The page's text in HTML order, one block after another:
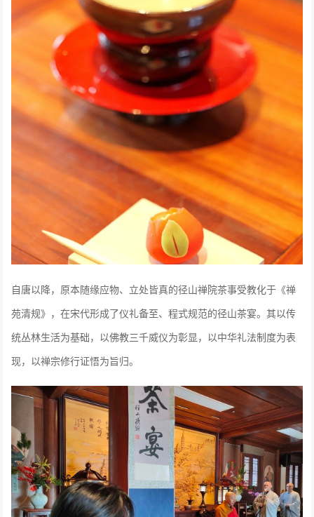
自唐以降，原本随缘应物、立处皆真的径山禅院茶事受教化于《禅
苑清规》，在宋代形成了仪礼备至、程式规范的径山茶宴。其以传
统丛林生活为基础，以佛教三千威仪为彰显，以中华礼法制度为表
现，以禅宗修行证悟为旨归。